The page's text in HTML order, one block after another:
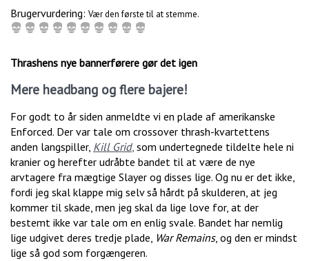
Brugervurdering: Vær den første til at stemme.
Thrashens nye bannerførere gør det igen
Mere headbang og flere bajere!
For godt to år siden anmeldte vi en plade af amerikanske
Enforced. Der var tale om crossover thrash-kvartettens
anden langspiller, Kill Grid, som undertegnede tildelte hele ni
kranier og herefter udråbte bandet til at være de nye
arvtagere fra mægtige Slayer og disses lige. Og nu er det ikke,
fordi jeg skal klappe mig selv så hårdt på skulderen, at jeg
kommer til skade, men jeg skal da lige love for, at der
bestemt ikke var tale om en enlig svale. Bandet har nemlig
lige udgivet deres tredje plade, War Remains, og den er mindst
lige så god som forgængeren.